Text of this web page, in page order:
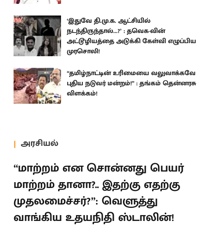
‘இதுவே தி.மு.க. ஆட்சியில்
நடந்திருந்தால்...?’ : தவெக-வின்
அட்டூழியத்தை அடுக்கி கேள்வி எழுப்பிய
முரசொலி!
“தமிழ்நாட்டின் உரிமையை வலுவாக்கவே
புதிய நடுவர் மன்றம்!” : தங்கம் தென்னரசு
விளக்கம்!
அரசியல்
“மாற்றம் என சொன்னது பெயர்
மாற்றம் தானா?.. இதற்கு எதற்கு
முதலமைச்சர்?”: வெளுத்து
வாங்கிய உதயநிதி ஸ்டாலின்!